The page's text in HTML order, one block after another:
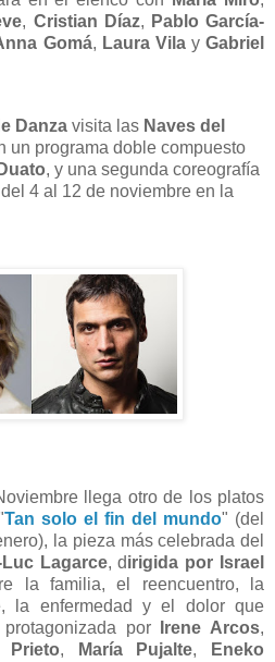
, Cristian Díaz, Pablo García-
Gomá, Laura Vila y Gabriel
Danza visita las Naves del
un programa doble compuesto
, y una segunda coreografía
4 al 12 de noviembre en la
llega otro de los platos
Tan solo el fin del mundo" (del
la pieza más celebrada del
Lagarce, dirigida por Israel
la familia, el reencuentro, la
la enfermedad y el dolor que
por
Irene Arcos,
Prieto, María Pujalte, Eneko